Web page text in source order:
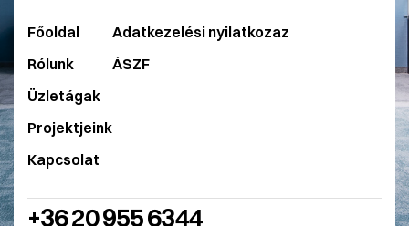
Főoldal
Rólunk
Üzletágak
Projektjeink
Kapcsolat
Adatkezelési nyilatkozaz
ÁSZF
+36 20 955 6344